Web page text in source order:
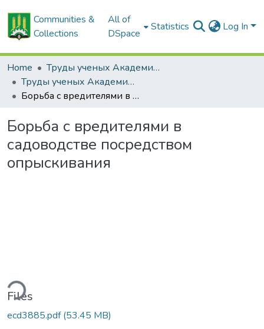
Communities &
Collections
All of
DSpace
Statistics Log In
Home
Труды ученых Академии (1855-1971)
Труды ученых Академии (1855-1971)
Борьба с вредителями в садоводстве посредством опрыскивания
Борьба с вредителями в
садоводстве посредством
опрыскивания
Files
ecd3885.pdf(53.45 MB)